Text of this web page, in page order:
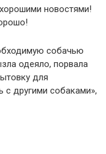
новостями!
собачью
одеяло, порвала
для
с другими собаками»,